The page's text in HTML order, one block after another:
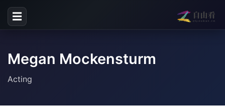
☰
Megan Mockensturm
Acting